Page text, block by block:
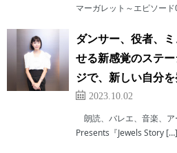
マーガレット～エピソー
ダンサー、役者、
せる新感覚のステ
ジで、新しい自分を
2023.10.02
朗読、バレエ、音楽、ア
Presents『Jewels Story